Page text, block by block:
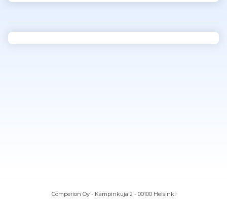
Comperion Oy - Kampinkuja 2 - 00100 Helsinki